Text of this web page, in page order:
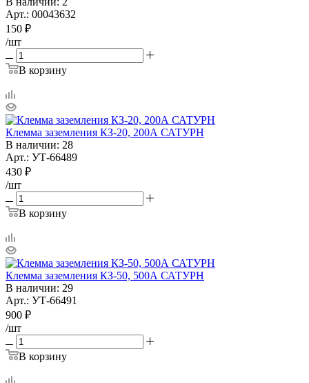
Арт.: 00043632
150 ₽
/шт
В корзину
Клемма заземления КЗ-20, 200А САТУРН
В наличии: 28
Арт.: УТ-66489
430 ₽
/шт
В корзину
Клемма заземления КЗ-50, 500А САТУРН
В наличии: 29
Арт.: УТ-66491
900 ₽
/шт
В корзину